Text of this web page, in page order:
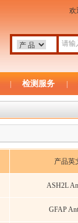
欢
检测服务
产品英
ASH2L
GFAP